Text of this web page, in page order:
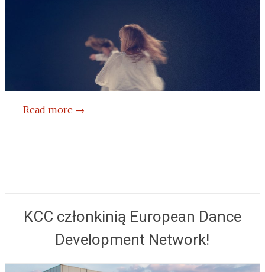
Read more →
KCC członkinią European Dance
Development Network!